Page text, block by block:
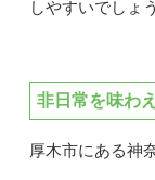
しやすいでしょう
非日常を味わ
厚木市にある神